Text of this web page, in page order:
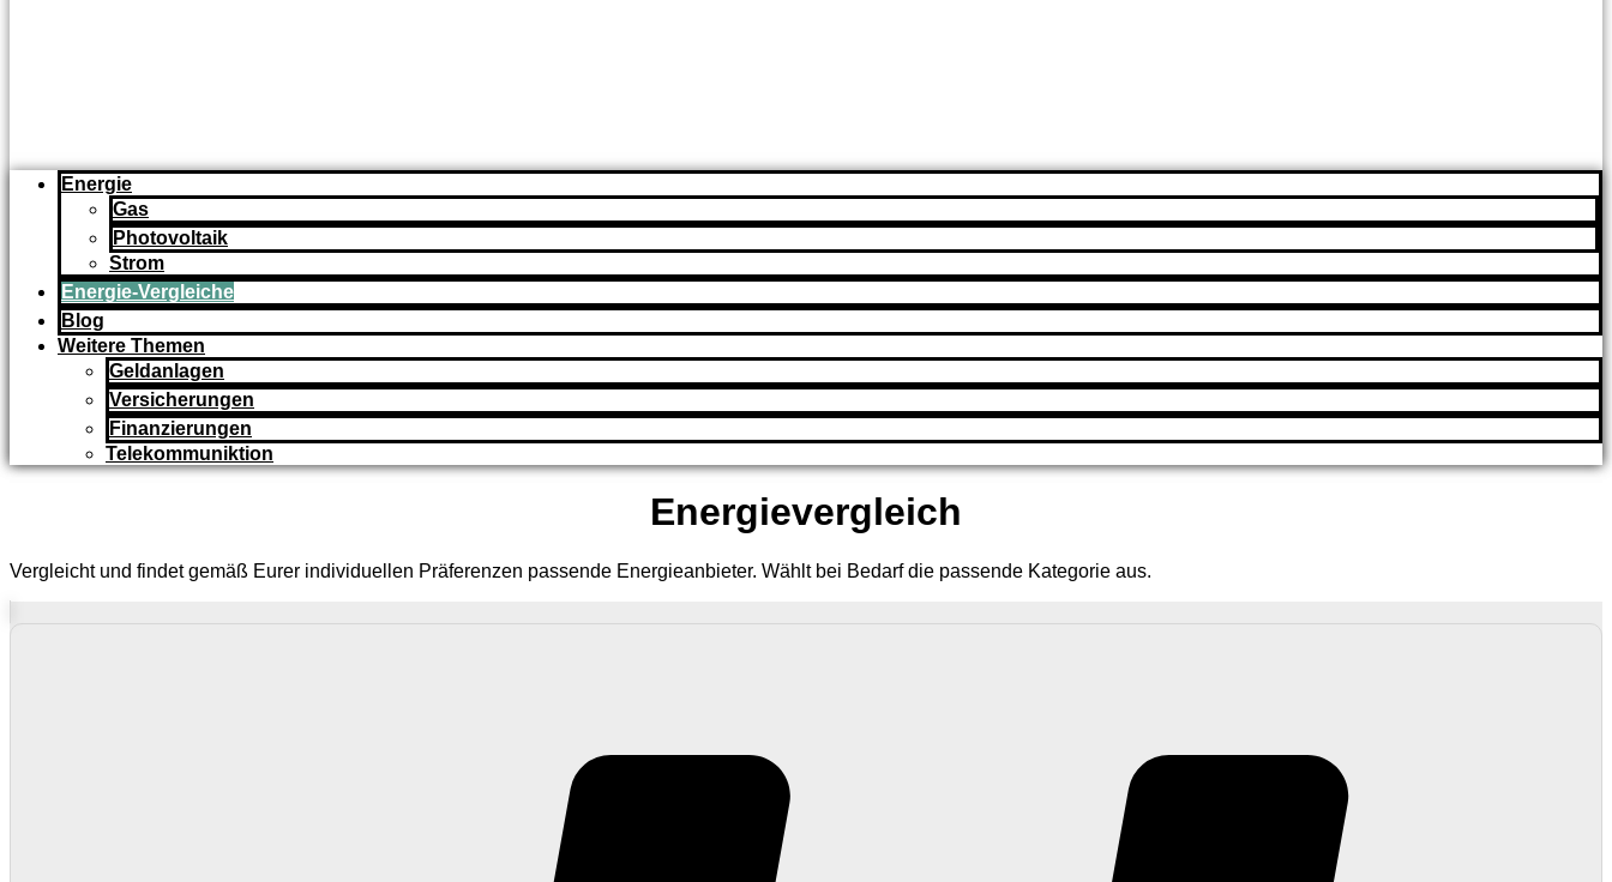
Energie
Gas
Photovoltaik
Strom
Energie-Vergleiche
Blog
Weitere Themen
Geldanlagen
Versicherungen
Finanzierungen
Telekommuniktion
Energievergleich
Vergleicht und findet gemäß Eurer individuellen Präferenzen passende Energieanbieter. Wählt bei Bedarf die passende Kategorie aus.